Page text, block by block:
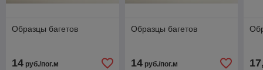
Образцы багетов
14 руб./пог.м
Образцы багетов
14руб./пог.м